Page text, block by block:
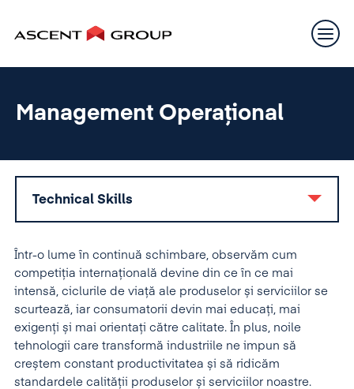
Management Operațional
Technical Skills
Într-o lume în continuă schimbare, observăm cum
competiția internațională devine din ce în ce mai
intensă, ciclurile de viață ale produselor și serviciilor se
scurtează, iar consumatorii devin mai educați, mai
exigenți și mai orientați către calitate. În plus, noile
tehnologii care transformă industriile ne impun să
creștem constant productivitatea și să ridicăm
standardele calității produselor și serviciilor noastre.